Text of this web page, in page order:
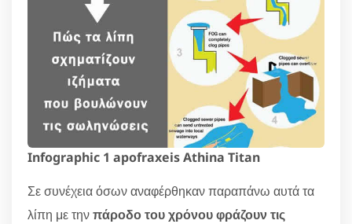
Infographic 1 apofraxeis Athina Titan
Σε συνέχεια όσων αναφέρθηκαν παραπάνω αυτά τα
λίπη με τηνπάροδο του χρόνου φράζουν τις